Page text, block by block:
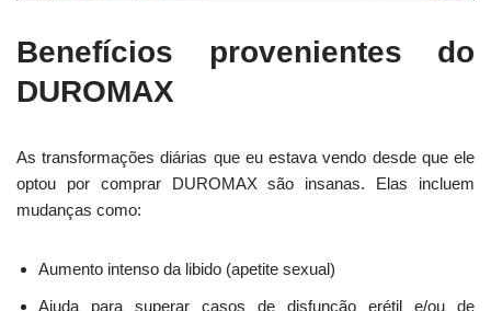
Benefícios provenientes do
DUROMAX
As transformações diárias que eu estava vendo desde que ele
optou por comprar DUROMAX são insanas. Elas incluem
mudanças como:
Aumento intenso da libido (apetite sexual)
Ajuda para superar casos de disfunção erétil e/ou de